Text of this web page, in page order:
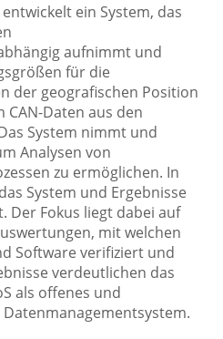
ein System, das
aufnimmt und
für die
der geografischen Position
Daten aus den
System nimmt und
Analysen von
zu ermöglichen. In
System und Ergebnisse
Der Fokus liegt dabei auf
mit welchen
Software verifiziert und
verdeutlichen das
als offenes und